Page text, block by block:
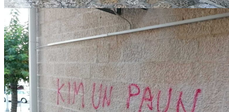
IMG-20221217-WA0012